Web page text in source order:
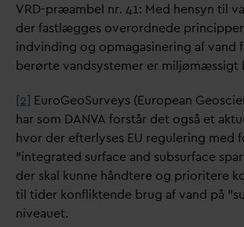
VRD-præambel nr. 41: Med hensyn til v
der fastlægges overordnede
indvinding og opmagasinering af vand
berørte vandsystemer er
[2] EuroGeoSurveys (European
har som DANVA forstår det også et
hvor der efterlyses EU regulering med
”integrated surface and subsurface
der skal kunne håndtere og prioritere
til tider konfliktende brug af vand på
niveauet.